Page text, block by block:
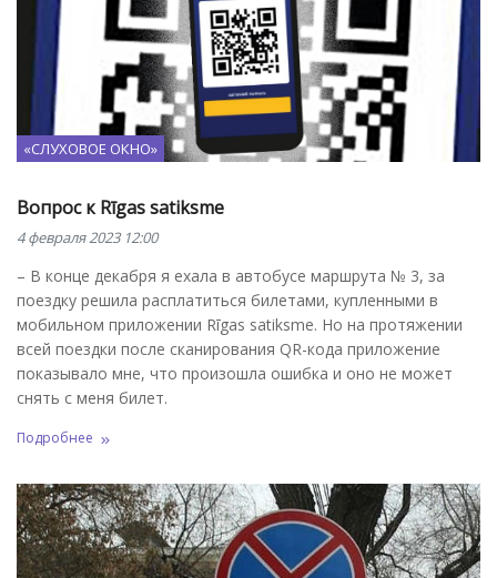
«СЛУХОВОЕ ОКНО»
Вопрос к Rīgas satiksme
4 февраля 2023 12:00
– В конце декабря я ехала в автобусе маршрута № 3, за
поездку решила расплатиться билетами, купленными в
мобильном приложении Rīgas satiksme. Но на протяжении
всей поездки после сканирования QR-кода приложение
показывало мне, что произошла ошибка и оно не может
снять с меня билет.
Подробнее